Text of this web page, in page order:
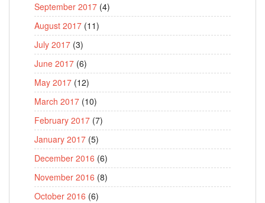
September 2017 (4)
August 2017 (11)
July 2017 (3)
June 2017 (6)
May 2017 (12)
March 2017 (10)
February 2017 (7)
January 2017 (5)
December 2016 (6)
November 2016 (8)
October 2016 (6)